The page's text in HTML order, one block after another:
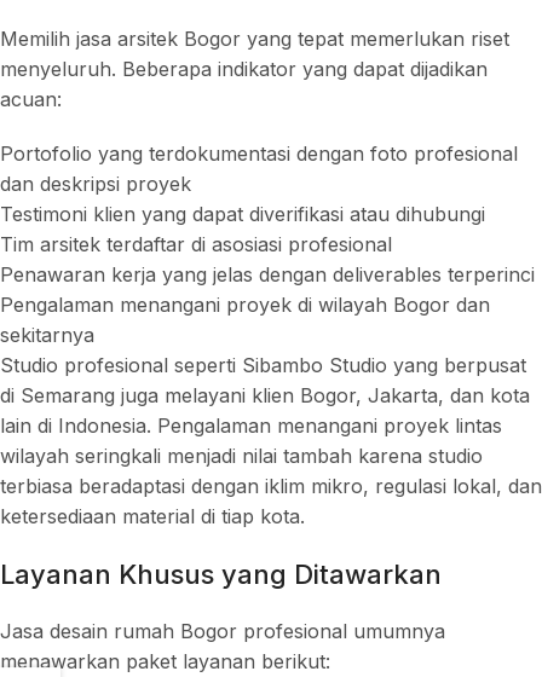
Memilih jasa arsitek Bogor yang tepat memerlukan riset
menyeluruh. Beberapa indikator yang dapat dijadikan
acuan:
Portofolio yang terdokumentasi dengan foto profesional
dan deskripsi proyek
Testimoni klien yang dapat diverifikasi atau dihubungi
Tim arsitek terdaftar di asosiasi profesional
Penawaran kerja yang jelas dengan deliverables terperinci
Pengalaman menangani proyek di wilayah Bogor dan
sekitarnya
Studio profesional seperti Sibambo Studio yang berpusat
di Semarang juga melayani klien Bogor, Jakarta, dan kota
lain di Indonesia. Pengalaman menangani proyek lintas
wilayah seringkali menjadi nilai tambah karena studio
terbiasa beradaptasi dengan iklim mikro, regulasi lokal, dan
ketersediaan material di tiap kota.
Layanan Khusus yang Ditawarkan
Jasa desain rumah Bogor profesional umumnya
menawarkan paket layanan berikut: